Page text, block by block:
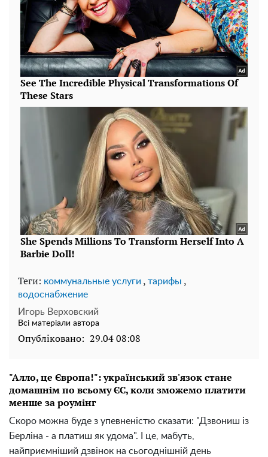
Теги: коммунальные услуги , тарифы ,
водоснабжение
Игорь Верховский
Всі матеріали автора
Опубліковано: 29.04 08:08
"Алло, це Європа!": український зв'язок стане
домашнім по всьому ЄС, коли зможемо платити
менше за роумінг
Скоро можна буде з упевненістю сказати: "Дзвониш із
Берліна - а платиш як удома". І це, мабуть,
найприємніший дзвінок на сьогоднішній день